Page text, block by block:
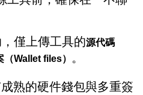
僅上傳工具的源代碼
（Wallet files）
。
熟的硬件錢包與多重簽